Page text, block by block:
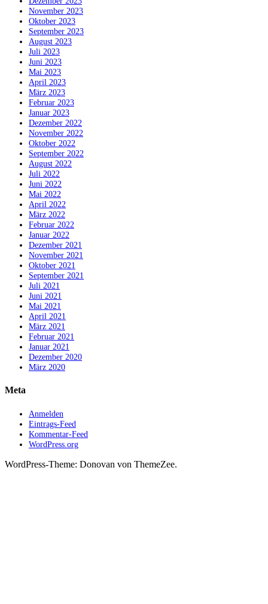
November 2023
Oktober 2023
September 2023
August 2023
Juli 2023
Juni 2023
Mai 2023
April 2023
März 2023
Februar 2023
Januar 2023
Dezember 2022
November 2022
Oktober 2022
September 2022
August 2022
Juli 2022
Juni 2022
Mai 2022
April 2022
März 2022
Februar 2022
Januar 2022
Dezember 2021
November 2021
Oktober 2021
September 2021
Juli 2021
Juni 2021
Mai 2021
April 2021
März 2021
Februar 2021
Januar 2021
Dezember 2020
März 2020
Meta
Anmelden
Eintrags-Feed
Kommentar-Feed
WordPress.org
WordPress-Theme: Donovan von ThemeZee.